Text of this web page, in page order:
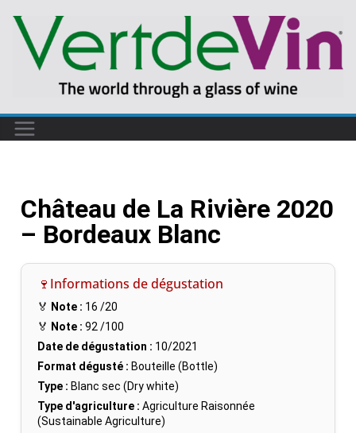
Château de La Rivière 2020
– Bordeaux Blanc
🍷Informations de dégustation
🏅 Note : 16 /20
🏅 Note : 92 /100
Date de dégustation : 10/2021
Format dégusté : Bouteille (Bottle)
Type : Blanc sec (Dry white)
Type d'agriculture : Agriculture Raisonnée
(Sustainable Agriculture)